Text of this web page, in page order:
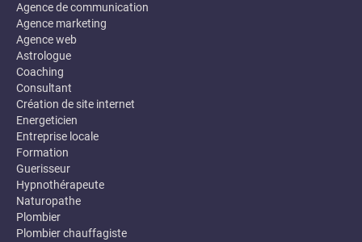
Agence de communication
Agence marketing
Agence web
Astrologue
Coaching
Consultant
Création de site internet
Energeticien
Entreprise locale
Formation
Guerisseur
Hypnothérapeute
Naturopathe
Plombier
Plombier chauffagiste